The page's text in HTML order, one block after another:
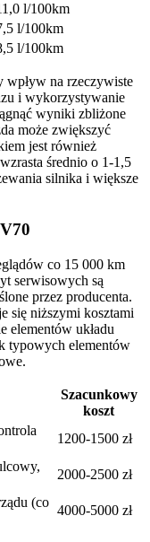
l/100km
l/100km
l/100km
wpływ na rzeczywiste
i wykorzystywanie
wyniki zbliżone
może zwiększyć
jest również
średnio o 1-1,5
silnika i większe
co 15 000 km
serwisowych są
przez producenta.
się niższymi kosztami
elementów układu
typowych elementów
Szacunkowy
koszt
1200-1500 zł
2000-2500 zł
(co
4000-5000 zł